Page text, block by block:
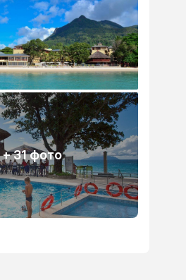
+ 31 фото